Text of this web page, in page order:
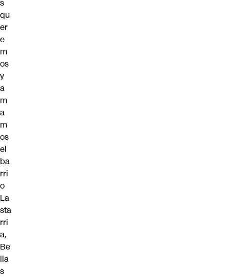
s
qu
er
e
m
os
y
a
m
a
m
os
el
ba
rri
o
La
sta
rri
a,
Be
lla
s